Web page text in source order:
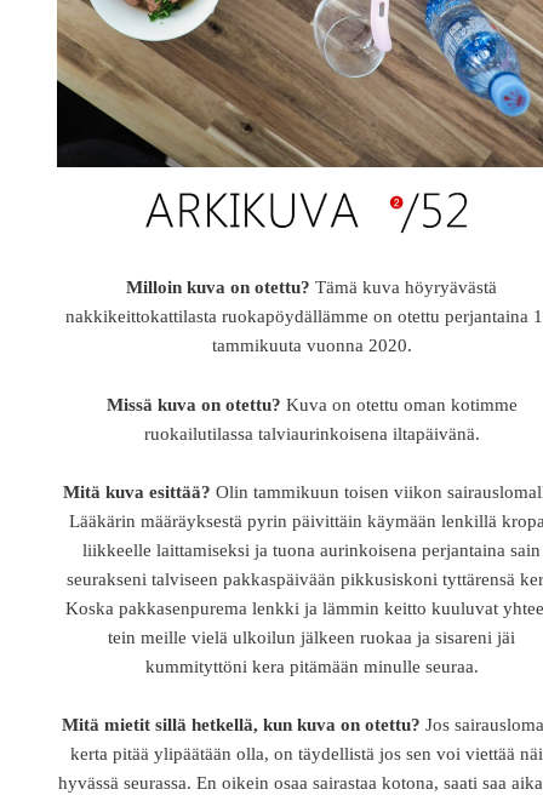
Milloin kuva on otettu? Tämä kuva höyryävästä
nakkikeittokattilasta ruokapöydällämme on otettu perjantaina
tammikuuta vuonna 2020.
Missä kuva on otettu? Kuva on otettu oman kotimme
ruokailutilassa talviaurinkoisena iltapäivänä.
Mitä kuva esittää?Olin tammikuun toisen viikon
Lääkärin määräyksestä pyrin päivittäin käymään lenkillä
liikkeelle laittamiseksi ja tuona aurinkoisena perjantaina sain
seurakseni talviseen pakkaspäivään pikkusiskoni tyttärensä
Koska pakkasenpurema lenkki ja lämmin keitto kuuluvat
tein meille vielä ulkoilun jälkeen ruokaa ja sisareni jäi
kummityttöni kera pitämään minulle seuraa.
Mitä mietit sillä hetkellä, kun kuva on otettu? Jos
kerta pitää ylipäätään olla, on täydellistä jos sen voi viettää
hyvässä seurassa. En oikein osaa sairastaa kotona, saati saa